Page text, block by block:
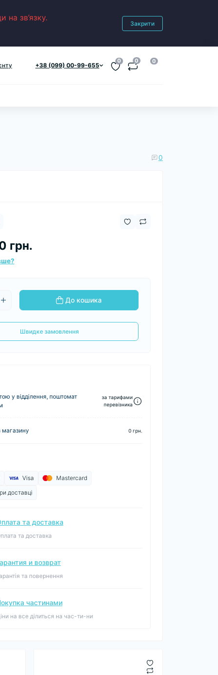
зв’язку.
Закрити
+38 (099) 00-99-655
0 0 0
0
грн.
До кошика
Швидке замовлення
у відділення, поштомат
за тарифами
перевізника
магазину 0 грн.
Visa
Mastercard
доставці
та доставка
та доставка
и возврат
та повернення
частинами
на все ділиться на час-ти-ни